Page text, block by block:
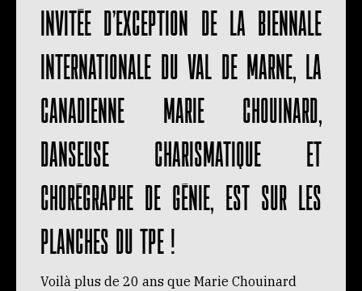
Invitée d’exception de la Biennale
internationale du Val de Marne, la
Canadienne Marie Chouinard,
danseuse charismatique et
chorégraphe de génie, est sur les
planches du tpe !
Voilà plus de 20 ans que Marie Chouinard